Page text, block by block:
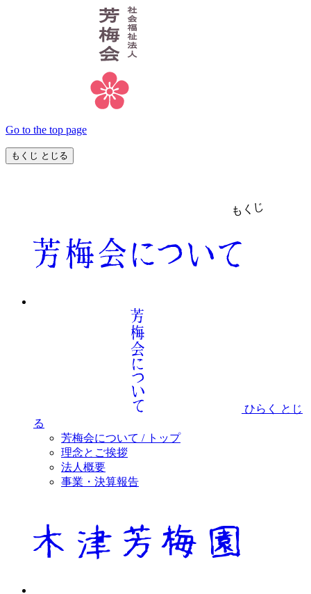
Go to the top page
もくじ とじる
もくじ
ひらく
とじ
る
芳梅会について / トップ
理念とご挨拶
法人概要
事業・決算報告